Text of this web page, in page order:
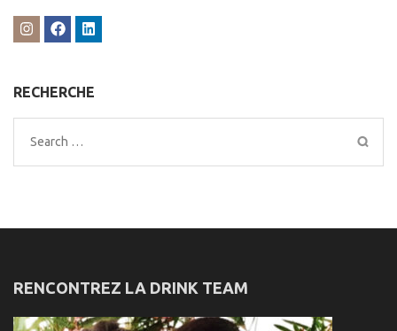
RECHERCHE
Search
for:
RENCONTREZ LA DRINK TEAM